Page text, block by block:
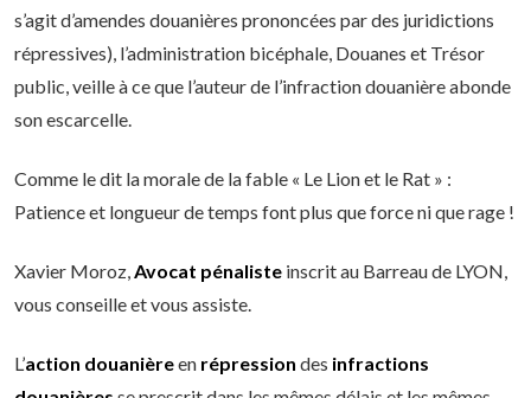
s’agit d’amendes douanières prononcées par des juridictions
répressives), l’administration bicéphale, Douanes et Trésor
public, veille à ce que l’auteur de l’infraction douanière abonde
son escarcelle.
Comme le dit la morale de la fable « Le Lion et le Rat » :
Patience et longueur de temps font plus que force ni que rage !
Xavier Moroz,Avocat pénaliste inscrit au Barreau de LYON,
vous conseille et vous assiste.
L’action douanièreen répression des infractions